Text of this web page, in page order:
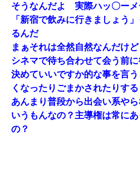
そうなんだよ 実際ハッ〇ーメ
「新宿で飲みに行きましょう
るんだ
まぁそれは全然自然なんだけ
シネマで待ち合わせて会う前
決めていいですか的な事を言
くなったりごまかされたりする
あんまり普段から出会い系や
いうもんなの？主導権は常に
の？